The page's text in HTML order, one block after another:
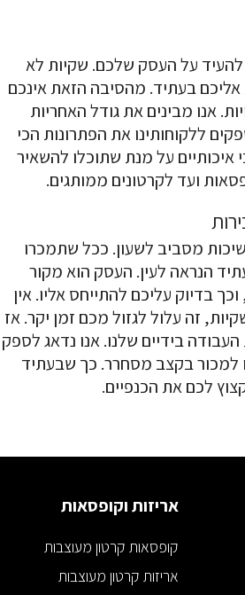
להעיד על העסק שלכם. שקיות לא
אליכם בעתיד. מהסיבה הזאת אינכם
אנו מבינים את גודל האחריות
מ-30 שנה. אנו מספקים ללקוחותינו את הפתרונות הכי
איכותיים על מנת שתוכלו להשאיר
ועד לקרטונים ממותגים.
מסביב לשעון. ככל שתמכרו
הנראה לעין. העסק הוא מקור
בדיוק עליכם להתייחס אליו. אין
זה עלול לגזול מכם זמן יקר. אז
בידיים שלנו. אנו נדאג לספק
למכור בקצב מסחרר. כך שבעתיד
לכם את הכנפיים.
אריזות וקופסאות
קופסאות קרטון מעוצבות
אריזות קרטון מעוצבות